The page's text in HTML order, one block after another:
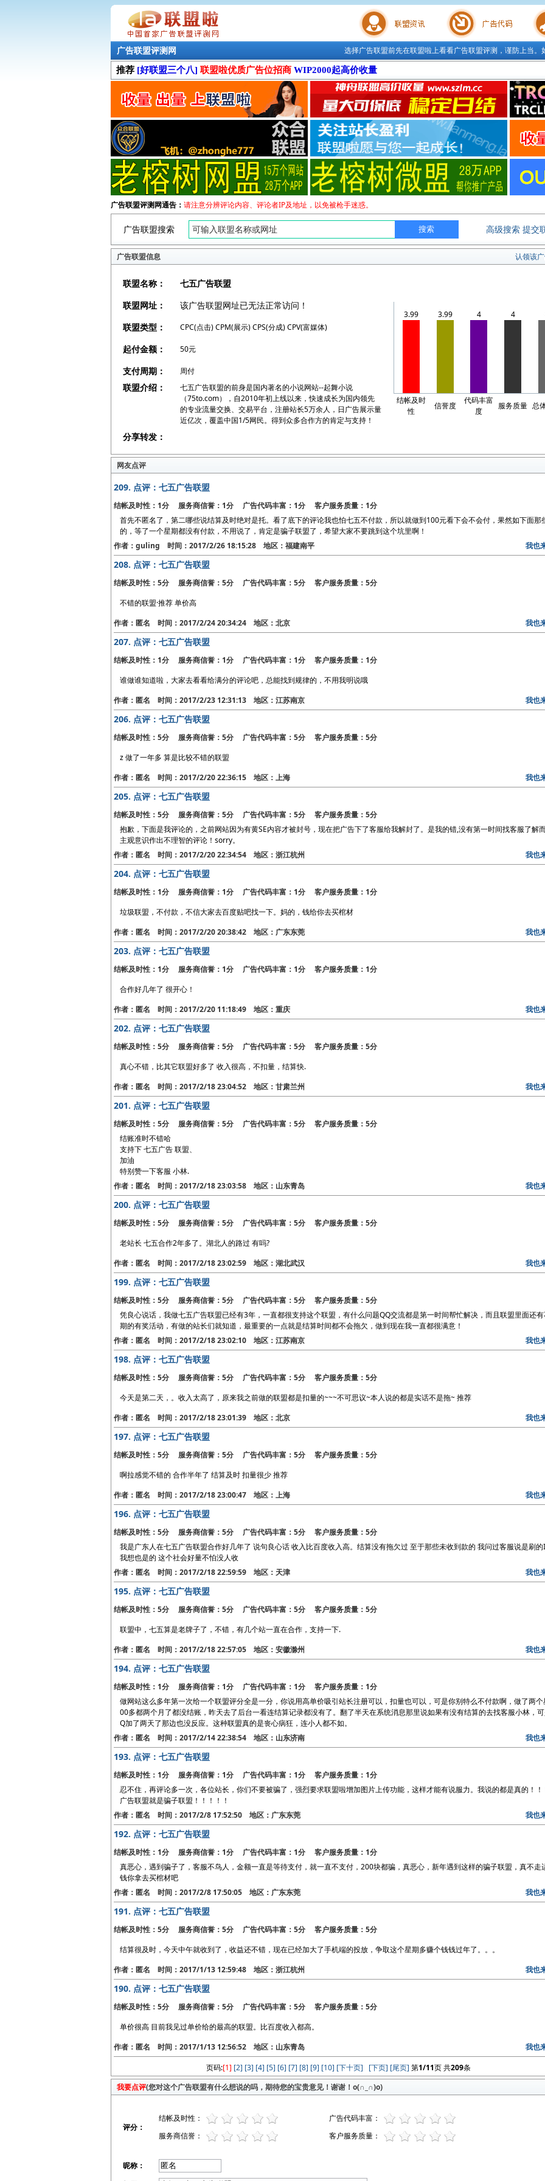
联盟学院 广告代码 站长
选择广告联盟前先在联盟啦上看看广告联盟评测，谨防上当
广告联盟评测网
推荐 [好联盟三个八] 联盟啦优质广告位招商 WIP2000起高价收量
广告联盟评测网通告： 请注意分辨评论内容、评论者IP及地址，以免被枪手迷惑。
广告联盟搜索 高级搜索 提交
广告联盟信息 认领该
联盟名称：
七五广告联盟
联盟网址：
该广告联盟网址已无法正常访问！
联盟类型：
CPC(点击) CPM(展示) CPS(分成) CPV(富媒体)
起付金额： 50元
支付周期： 周付
联盟介绍：
七五广告联盟的前身是国内著名的小说网站--起舞小说
（75to.com），自2010年初上线以来，快速成长为国内领先
的专业流量交换、交易平台，注册站长5万余人，日广告展示量
近亿次，覆盖中国1/5网民。得到众多合作方的肯定与支持！
分享转发：
3.99 3.99 4 4
结帐及时
性
信誉度
代码丰富
度
服务质量 总
网友点评
209. 点评：七五广告联盟
结帐及时性：1分 服务商信誉：1分 广告代码丰富：1分 客户服务质量：1分
首先不匿名了，第二哪些说结算及时绝对是托。看了底下的评论我也怕七五不付款，所以就做到100元看下会不会付，果然如下面那
的，等了一个星期都没有付款，不用说了，肯定是骗子联盟了，希望大家不要跳到这个坑里啊！
作者：guling 时间：2017/2/26 18:15:28 地区：福建南平
我也
208. 点评：七五广告联盟
结帐及时性：5分 服务商信誉：5分 广告代码丰富：5分 客户服务质量：5分
不错的联盟·推荐 单价高
作者：匿名 时间：2017/2/24 20:34:24 地区：北京
我也
207. 点评：七五广告联盟
结帐及时性：1分 服务商信誉：1分 广告代码丰富：1分 客户服务质量：1分
谁做谁知道啦，大家去看看给满分的评论吧，总能找到规律的，不用我明说哦
作者：匿名 时间：2017/2/23 12:31:13 地区：江苏南京
我也
206. 点评：七五广告联盟
结帐及时性：5分 服务商信誉：5分 广告代码丰富：5分 客户服务质量：5分
z 做了一年多 算是比较不错的联盟
作者：匿名 时间：2017/2/20 22:36:15 地区：上海
我也
205. 点评：七五广告联盟
结帐及时性：5分 服务商信誉：5分 广告代码丰富：5分 客户服务质量：5分
抱歉，下面是我评论的，之前网站因为有黄SE内容才被封号，现在把广告下了客服给我解封了。是我的错,没有第一时间找客服了解
主观意识作出不理智的评论！sorry。
作者：匿名 时间：2017/2/20 22:34:54 地区：浙江杭州
我也
204. 点评：七五广告联盟
结帐及时性：1分 服务商信誉：1分 广告代码丰富：1分 客户服务质量：1分
垃圾联盟，不付款，不信大家去百度贴吧找一下。妈的，钱给你去买棺材
作者：匿名 时间：2017/2/20 20:38:42 地区：广东东莞
我也
203. 点评：七五广告联盟
结帐及时性：1分 服务商信誉：1分 广告代码丰富：1分 客户服务质量：1分
合作好几年了 很开心！
作者：匿名 时间：2017/2/20 11:18:49 地区：重庆
我也
202. 点评：七五广告联盟
结帐及时性：5分 服务商信誉：5分 广告代码丰富：5分 客户服务质量：5分
真心不错，比其它联盟好多了 收入很高，不扣量，结算快.
作者：匿名 时间：2017/2/18 23:04:52 地区：甘肃兰州
我也
201. 点评：七五广告联盟
结帐及时性：5分 服务商信誉：5分 广告代码丰富：5分 客户服务质量：5分
结账准时不错哈
支持下 七五广告 联盟、
加油
特别赞一下客服 小林.
作者：匿名 时间：2017/2/18 23:03:58 地区：山东青岛
我也
200. 点评：七五广告联盟
结帐及时性：5分 服务商信誉：5分 广告代码丰富：5分 客户服务质量：5分
老站长 七五合作2年多了。湖北人的路过 有吗?
作者：匿名 时间：2017/2/18 23:02:59 地区：湖北武汉
我也
199. 点评：七五广告联盟
结帐及时性：5分 服务商信誉：5分 广告代码丰富：5分 客户服务质量：5分
凭良心说话，我做七五广告联盟已经有3年，一直都很支持这个联盟，有什么问题QQ交流都是第一时间帮忙解决，而且联盟里面还
期的有奖活动，有做的站长们就知道，最重要的一点就是结算时间都不会拖欠，做到现在我一直都很满意！
作者：匿名 时间：2017/2/18 23:02:10 地区：江苏南京
我也
198. 点评：七五广告联盟
结帐及时性：5分 服务商信誉：5分 广告代码丰富：5分 客户服务质量：5分
今天是第二天，。收入太高了，原来我之前做的联盟都是扣量的~~~不可思议~本人说的都是实话不是拖~ 推荐
作者：匿名 时间：2017/2/18 23:01:39 地区：北京
我也
197. 点评：七五广告联盟
结帐及时性：5分 服务商信誉：5分 广告代码丰富：5分 客户服务质量：5分
啊拉感觉不错的 合作半年了 结算及时 扣量很少 推荐
作者：匿名 时间：2017/2/18 23:00:47 地区：上海
我也
196. 点评：七五广告联盟
结帐及时性：5分 服务商信誉：5分 广告代码丰富：5分 客户服务质量：5分
我是广东人在七五广告联盟合作好几年了 说句良心话 收入比百度收入高。结算没有拖欠过 至于那些未收到款的 我问过客服说是刷的
我想也是的 这个社会好量不怕没人收
作者：匿名 时间：2017/2/18 22:59:59 地区：天津
我也
195. 点评：七五广告联盟
结帐及时性：5分 服务商信誉：5分 广告代码丰富：5分 客户服务质量：5分
联盟中，七五算是老牌子了，不错，有几个站一直在合作，支持一下.
作者：匿名 时间：2017/2/18 22:57:05 地区：安徽滁州
我也
194. 点评：七五广告联盟
结帐及时性：1分 服务商信誉：1分 广告代码丰富：1分 客户服务质量：1分
做网站这么多年第一次给一个联盟评分全是一分，你说用高单价吸引站长注册可以，扣量也可以，可是你别特么不付款啊，做了两
00多都两个月了都没结账，昨天去了后台一看连结算记录都没有了。翻了半天在系统消息那里说如果有没有结算的去找客服小林，
Q加了两天了那边也没反应。这种联盟真的是丧心病狂，连小人都不如。
作者：匿名 时间：2017/2/14 22:38:54 地区：山东济南
我也
193. 点评：七五广告联盟
结帐及时性：1分 服务商信誉：1分 广告代码丰富：1分 客户服务质量：1分
忍不住，再评论多一次，各位站长，你们不要被骗了，强烈要求联盟啦增加图片上传功能，这样才能有说服力。我说的都是真的！
广告联盟就是骗子联盟！！！！！
作者：匿名 时间：2017/2/8 17:52:50 地区：广东东莞
我也
192. 点评：七五广告联盟
结帐及时性：1分 服务商信誉：1分 广告代码丰富：1分 客户服务质量：1分
真恶心，遇到骗子了，客服不鸟人，金额一直是等待支付，就一直不支付，200块都骗，真恶心，新年遇到这样的骗子联盟，真不走
钱你拿去买棺材吧
作者：匿名 时间：2017/2/8 17:50:05 地区：广东东莞
我也
191. 点评：七五广告联盟
结帐及时性：5分 服务商信誉：5分 广告代码丰富：5分 客户服务质量：5分
结算很及时，今天中午就收到了，收益还不错，现在已经加大了手机端的投放，争取这个星期多赚个钱钱过年了。。。
作者：匿名 时间：2017/1/13 12:59:48 地区：浙江杭州
我也
190. 点评：七五广告联盟
结帐及时性：5分 服务商信誉：5分 广告代码丰富：5分 客户服务质量：5分
单价很高 目前我见过单价给的最高的联盟。比百度收入都高。
作者：匿名 时间：2017/1/13 12:56:52 地区：山东青岛
我也
页码:[1] [2] [3] [4] [5] [6] [7] [8] [9] [10] [下十页] [下页] [尾页] 第1/11页 共209条
我要点评(您对这个广告联盟有什么想说的吗，期待您的宝贵意见！谢谢！o(∩_∩)o)
评分：
结帐及时性：
广告代码丰富：
服务商信誉：
客户服务质量：
昵称：